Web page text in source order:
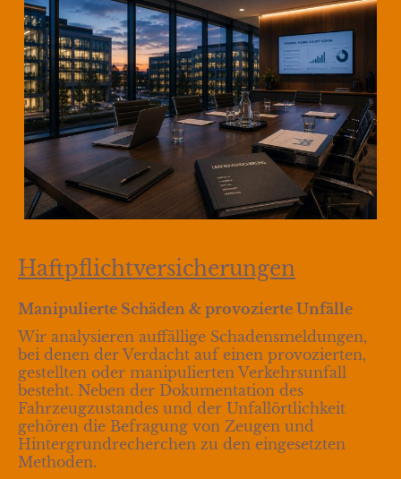
Haftpflichtversicherungen
Manipulierte Schäden & provozierte Unfälle
Wir analysieren auffällige Schadensmeldungen,
bei denen der Verdacht auf einen provozierten,
gestellten oder manipulierten Verkehrsunfall
besteht. Neben der Dokumentation des
Fahrzeugzustandes und der Unfallörtlichkeit
gehören die Befragung von Zeugen und
Hintergrundrecherchen zu den eingesetzten
Methoden.